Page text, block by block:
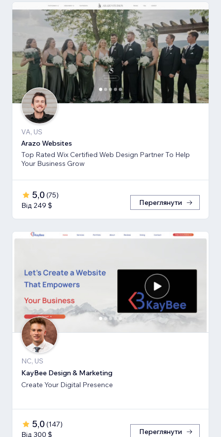
VA, US
Arazo Websites
Top Rated Wix Certified Web Design Partner To Help
Your Business Grow
5,0 (75)
Від 249 $
Переглянути
NC, US
KayBee Design & Marketing
Create Your Digital Presence
5,0 (147)
Від 300 $
Переглянути